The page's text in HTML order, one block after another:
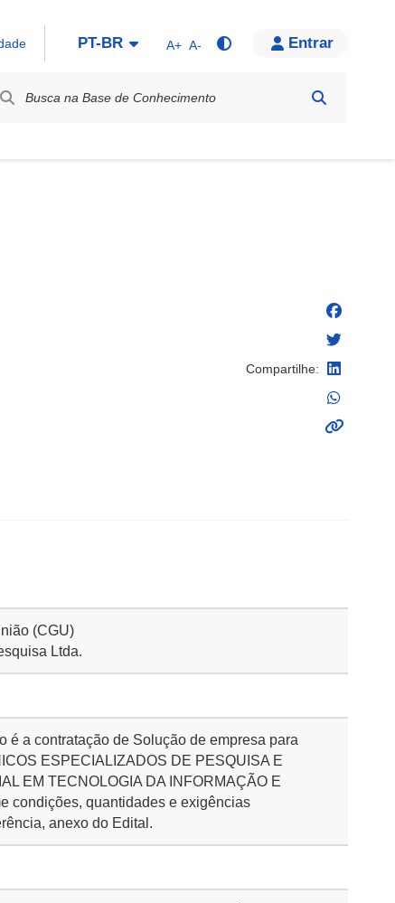
PT-BR A+ A- Entrar
Compartilhe:
(CGU)
Ltda.
é a contratação de Solução de empresa para
ESPECIALIZADOS DE PESQUISA E
EM TECNOLOGIA DA INFORMAÇÃO E
condições, quantidades e exigências
anexo do Edital.